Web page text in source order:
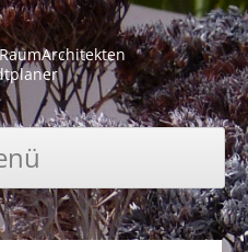
Zum Inhalt springen